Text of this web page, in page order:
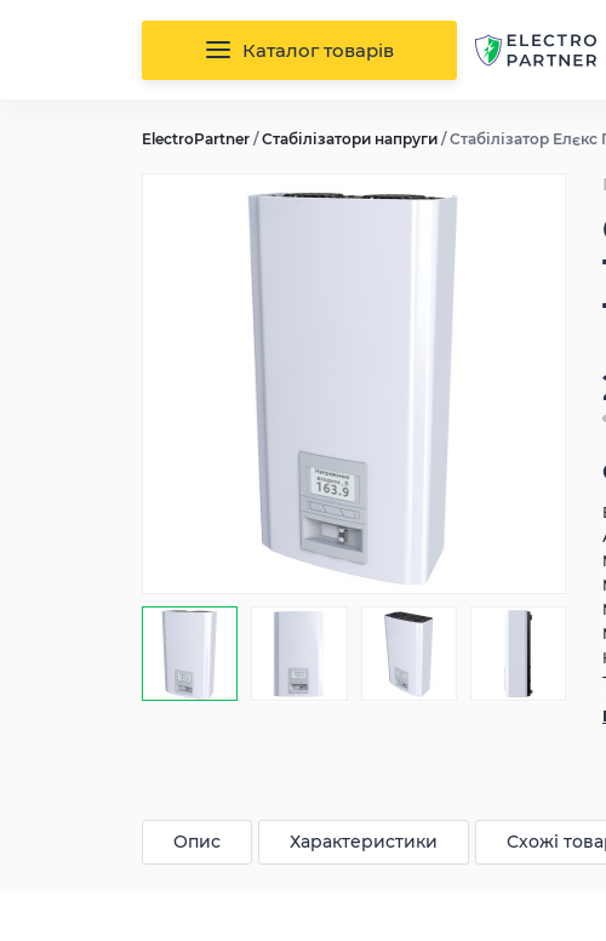
Каталог товарів
ElectroPartner /Стабілізатори напруги /Стабілізатор Елєкс
Опис Характеристики Схожі